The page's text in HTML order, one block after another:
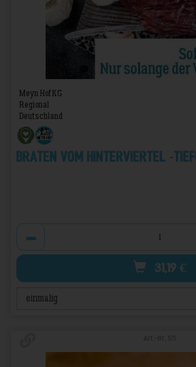
Meyn Hof KG
Regional
Deutschland
Braten vom Hinterviertel -
31,19 €